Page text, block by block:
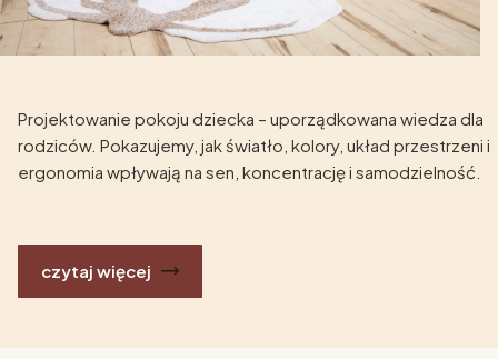
Projektowanie pokoju dziecka – uporządkowana wiedza dla
rodziców. Pokazujemy, jak światło, kolory, układ przestrzeni i
ergonomia wpływają na sen, koncentrację i samodzielność.
czytaj więcej